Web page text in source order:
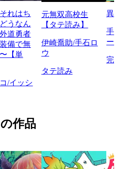
れはち
うなん
道勇者
備で無
【単
/イッシ
元無双高校生
【タテ読み】
伊崎喬助/手石ロ
ウ
タテ読み
異
手
ー
完
作品